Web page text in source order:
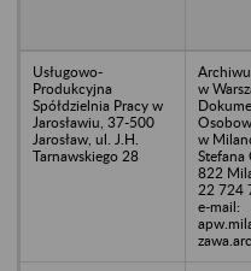
Usługowo-
Produkcyjna
Spółdzielnia Pracy w
Jarosławiu, 37-500
Jarosław, ul. J.H.
Tarnawskiego 28
w
w
Stefana
822
22 724
e-mail: